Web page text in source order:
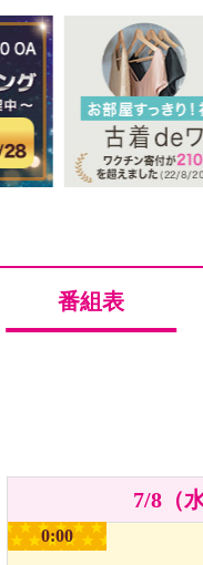
番組表
7/8（水
0:00